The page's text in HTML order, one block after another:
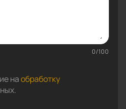
0/100
наобработку
.